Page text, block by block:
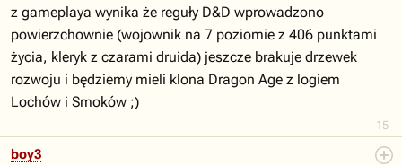
15
z gameplaya wynika że reguły D&D wprowadzono
powierzchownie (wojownik na 7 poziomie z 406 punktami
życia, kleryk z czarami druida) jeszcze brakuje drzewek
rozwoju i będziemy mieli klona Dragon Age z logiem
Lochów i Smoków ;)
boy3